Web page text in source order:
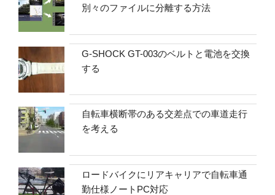
別々のファイルに分離する方法
G-SHOCK GT-003のベルトと電池を交換
する
自転車横断帯のある交差点での車道走行
を考える
ロードバイクにリアキャリアで自転車通
勤仕様ノートPC対応